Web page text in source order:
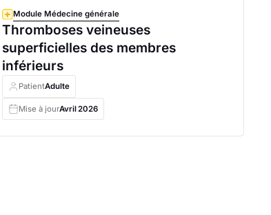
Module Médecine générale
Thromboses veineuses
superficielles des membres
inférieurs
PatientAdulte
Mise à jourAvril2026